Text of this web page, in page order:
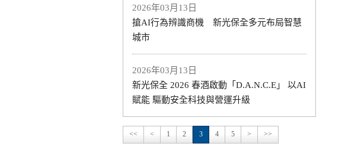
2026年03月13日
搶AI行為辨識商機 新光保全多元布局智慧
城市
2026年03月13日
新光保全 2026 春酒啟動「D.A.N.C.E」 以AI
賦能 驅動安全科技與營運升級
<< < 1 2 3 4 5 > >>